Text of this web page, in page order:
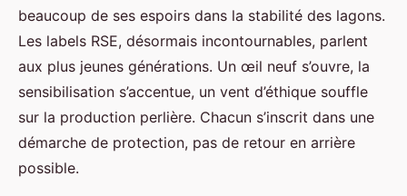
beaucoup de ses espoirs dans la stabilité des lagons.
Les labels RSE, désormais incontournables, parlent
aux plus jeunes générations. Un œil neuf s’ouvre, la
sensibilisation s’accentue, un vent d’éthique souffle
sur la production perlière. Chacun s’inscrit dans une
démarche de protection, pas de retour en arrière
possible.